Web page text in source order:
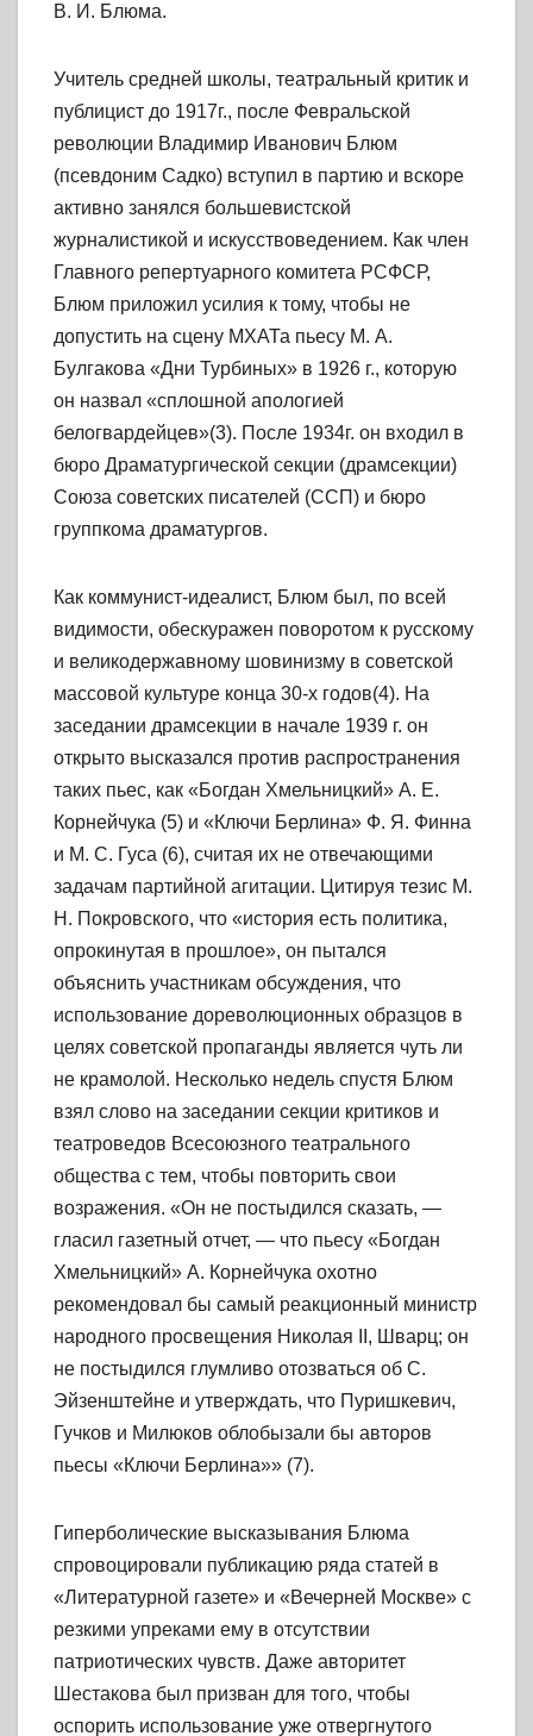
В. И. Блюма.
Учитель средней школы, театральный критик и
публицист до 1917г., после Февральской
революции Владимир Иванович Блюм
(псевдоним Садко) вступил в партию и вскоре
активно занялся большевистской
журналистикой и искусствоведением. Как член
Главного репертуарного комитета РСФСР,
Блюм приложил усилия к тому, чтобы не
допустить на сцену МХАТа пьесу М. А.
Булгакова «Дни Турбиных» в 1926 г., которую
он назвал «сплошной апологией
белогвардейцев»(3). После 1934г. он входил в
бюро Драматургической секции (драмсекции)
Союза советских писателей (ССП) и бюро
группкома драматургов.
Как коммунист-идеалист, Блюм был, по всей
видимости, обескуражен поворотом к русскому
и великодержавному шовинизму в советской
массовой культуре конца 30-х годов(4). На
заседании драмсекции в начале 1939 г. он
открыто высказался против распространения
таких пьес, как «Богдан Хмельницкий» А. Е.
Корнейчука (5) и «Ключи Берлина» Ф. Я. Финна
и М. С. Гуса (6), считая их не отвечающими
задачам партийной агитации. Цитируя тезис М.
Н. Покровского, что «история есть политика,
опрокинутая в прошлое», он пытался
объяснить участникам обсуждения, что
использование дореволюционных образцов в
целях советской пропаганды является чуть ли
не крамолой. Несколько недель спустя Блюм
взял слово на заседании секции критиков и
театроведов Всесоюзного театрального
общества с тем, чтобы повторить свои
возражения. «Он не постыдился сказать, —
гласил газетный отчет, — что пьесу «Богдан
Хмельницкий» А. Корнейчука охотно
рекомендовал бы самый реакционный министр
народного просвещения Николая II, Шварц; он
не постыдился глумливо отозваться об С.
Эйзенштейне и утверждать, что Пуришкевич,
Гучков и Милюков облобызали бы авторов
пьесы «Ключи Берлина»» (7).
Гиперболические высказывания Блюма
спровоцировали публикацию ряда статей в
«Литературной газете» и «Вечерней Москве» с
резкими упреками ему в отсутствии
патриотических чувств. Даже авторитет
Шестакова был призван для того, чтобы
оспорить использование уже отвергнутого